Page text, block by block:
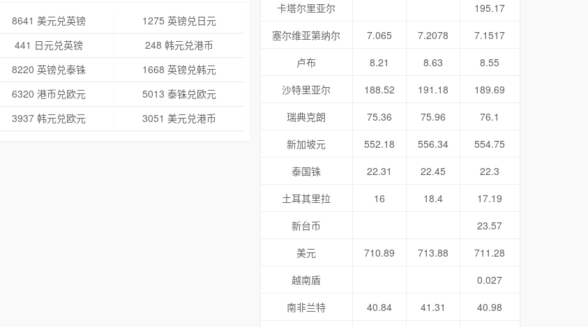
8641 美元兑英镑
1275 英镑兑日元
441 日元兑英镑
248 韩元兑港币
8220 英镑兑泰铢
1668 英镑兑韩元
6320 港币兑欧元
5013 泰铢兑欧元
3937 韩元兑欧元 3051 美元兑港币
卡塔尔里亚尔
195.17
塞尔维亚第纳尔
7.065 7.2078
7.1517
卢布
8.21 8.63
8.55
沙特里亚尔
188.52 191.18
189.69
瑞典克朗
75.36 75.96
76.1
新加坡元
552.18 556.34
554.75
泰国铢
22.31 22.45
22.3
土耳其里拉
16 18.4
17.19
新台币
23.57
美元
710.89 713.88
711.28
越南盾
0.027
南非兰特
40.84 41.31 40.98